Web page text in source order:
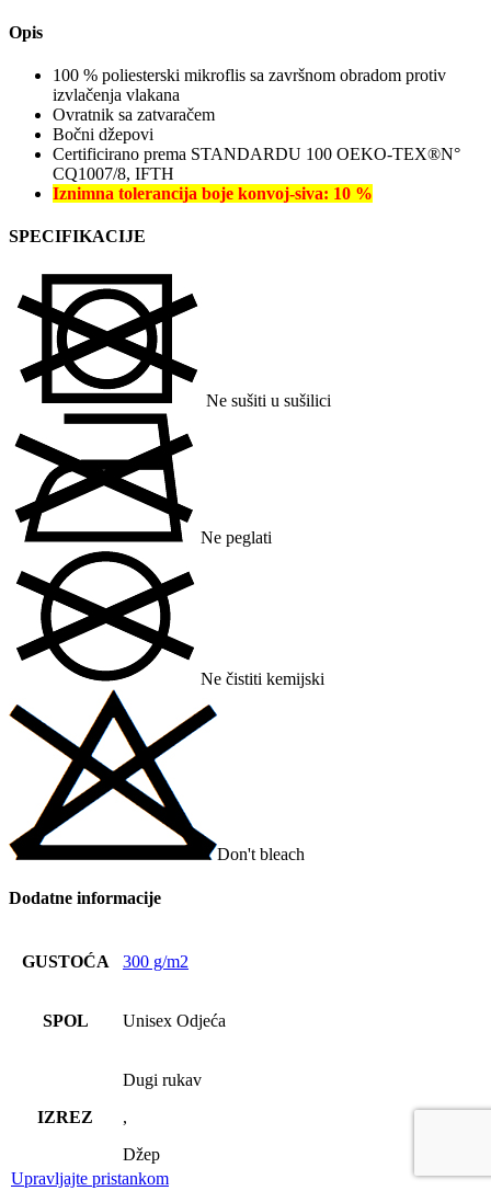
Opis
100 % poliesterski mikroflis sa završnom obradom protiv
izvlačenja vlakana
Ovratnik sa zatvaračem
Bočni džepovi
Certificirano prema STANDARDU 100 OEKO-TEX®N°
CQ1007/8, IFTH
Iznimna tolerancija boje konvoj-siva: 10 %
SPECIFIKACIJE
Ne sušiti u sušilici
Ne peglati
Ne čistiti kemijski
Don't bleach
Dodatne informacije
GUSTOĆA 300 g/m2
SPOL Unisex Odjeća
IZREZ
Dugi rukav
,
Džep
Upravljajte pristankom